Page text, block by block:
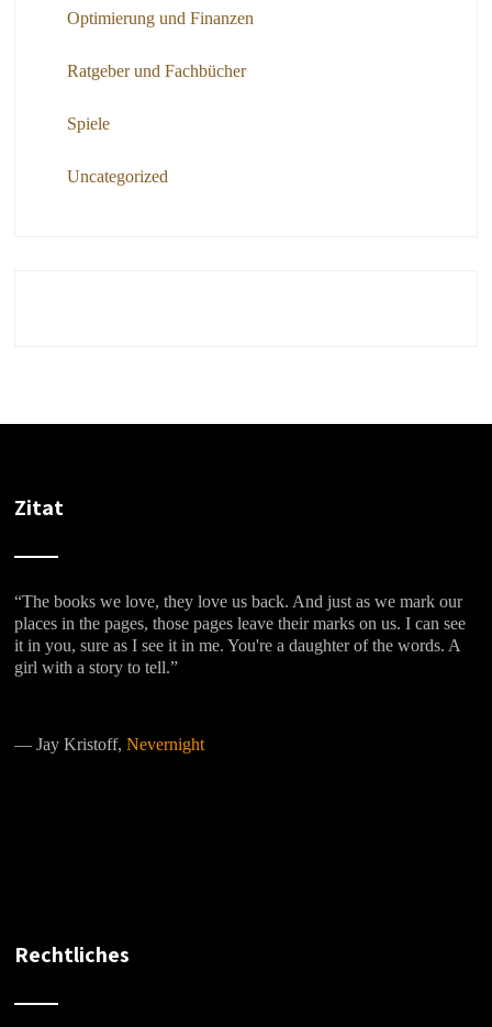
Optimierung und Finanzen
Ratgeber und Fachbücher
Spiele
Uncategorized
Zitat
“The books we love, they love us back. And just as we mark our
places in the pages, those pages leave their marks on us. I can see
it in you, sure as I see it in me. You're a daughter of the words. A
girl with a story to tell.”
―Jay Kristoff,Nevernight
Rechtliches